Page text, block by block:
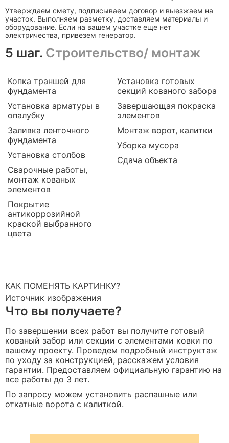
Утверждаем смету, подписываем договор и выезжаем на
участок. Выполняем разметку, доставляем материалы и
оборудование. Если на вашем участке еще нет
электричества, привезем генератор.
5 шаг. Строительство/ монтаж
Копка траншей для
фундамента
Установка арматуры в
опалубку
Заливка ленточного
фундамента
Установка столбов
Сварочные работы,
монтаж кованых
элементов
Покрытие
антикоррозийной
краской выбранного
цвета
Установка готовых
секций кованого забора
Завершающая покраска
элементов
Монтаж ворот, калитки
Уборка мусора
Сдача объекта
КАК ПОМЕНЯТЬ КАРТИНКУ?
Источник изображения
Что вы получаете?
По завершении всех работ вы получите готовый
кованый забор или секции с элементами ковки по
вашему проекту. Проведем подробный инструктаж
по уходу за конструкцией, расскажем условия
гарантии. Предоставляем официальную гарантию на
все работы до 3 лет.
По запросу можем установить распашные или
откатные ворота с калиткой.